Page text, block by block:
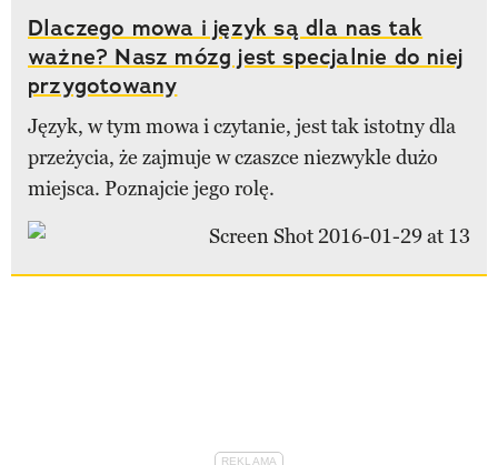
Dlaczego mowa i język są dla nas tak
ważne? Nasz mózg jest specjalnie do niej
przygotowany
Język, w tym mowa i czytanie, jest tak istotny dla
przeżycia, że zajmuje w czaszce niezwykle dużo
miejsca. Poznajcie jego rolę.